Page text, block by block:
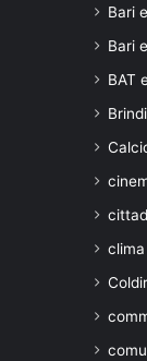
Bari
Bari
BAT
clima